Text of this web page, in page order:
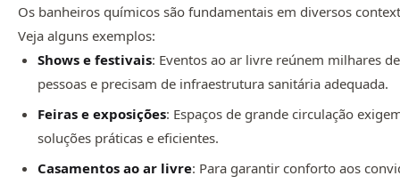
Os banheiros químicos são fundamentais em diversos
Veja alguns exemplos:
Shows e festivais: Eventos ao ar livre reúnem milhares de
pessoas e precisam de infraestrutura sanitária adequada.
Feiras e exposições: Espaços de grande circulação
soluções práticas e eficientes.
Casamentos ao ar livre: Para garantir conforto aos